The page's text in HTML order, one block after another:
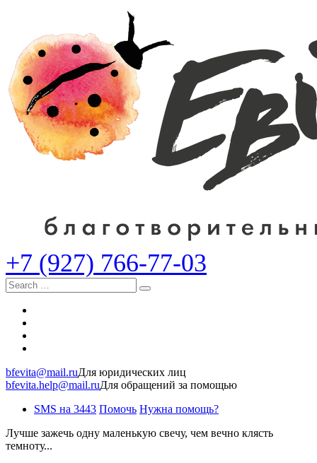
+7 (927) 766-77-03
Search
bfevita@mail.ruДля юридических лиц
bfevita.help@mail.ruДля обращений за помощью
SMS на 3443 Помочь Нужна помощь?
Лучше зажечь одну маленькую свечу, чем вечно клясть
темноту...